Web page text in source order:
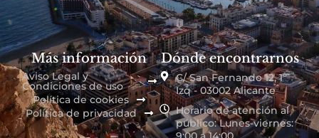
Más información
Aviso Legal y
Condiciones de uso
Política de cookies
Política de privacidad
Dónde encontrarnos
C/ San Fernando 12, 1º
Izq - 03002 Alicante
Horario de atención al
público: Lunes-viernes: